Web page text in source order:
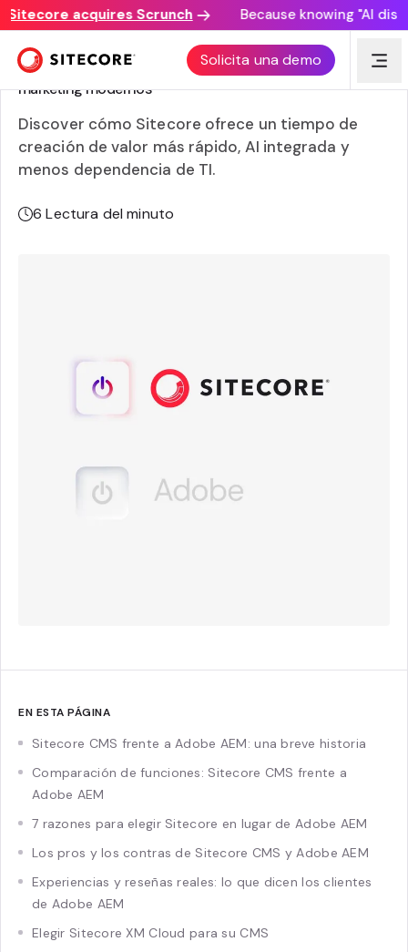
acquires Scrunch Because knowing "AI
Solicita una demo
Sitecore CMS frente a Adobe Experience Manager (AEM):
por qué Sitecore supera a Adobe para los especialistas en
marketing modernos
Discover cómo Sitecore ofrece un tiempo de
creación de valor más rápido, AI integrada y
menos dependencia de TI.
6 Lectura del minuto
EN ESTA PÁGINA
Sitecore CMS frente a Adobe AEM: una breve historia
Comparación de funciones: Sitecore CMS frente a
Adobe AEM
7 razones para elegir Sitecore en lugar de Adobe AEM
Los pros y los contras de Sitecore CMS y Adobe AEM
Experiencias y reseñas reales: lo que dicen los clientes
de Adobe AEM
Elegir Sitecore XM Cloud para su CMS